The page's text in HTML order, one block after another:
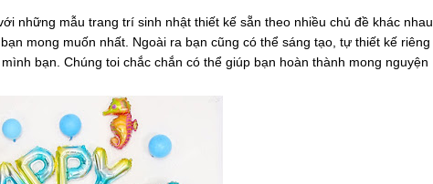
những mẫu trang trí sinh nhật thiết kế sẵn theo nhiều chủ đề khác nhau,
mong muốn nhất. Ngoài ra bạn cũng có thể sáng tạo, tự thiết kế riêng
bạn. Chúng toi chắc chắn có thể giúp bạn hoàn thành mong nguyện